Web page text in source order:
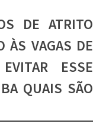
DE ATRITO
ÀS VAGAS DE
ESSE
QUAIS SÃO